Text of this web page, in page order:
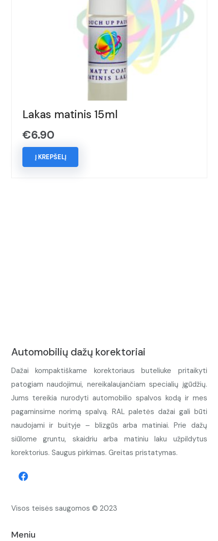
Lakas matinis 15ml
€6.90
Į KREPŠELĮ
Automobilių dažų korektoriai
Dažai kompaktiškame korektoriaus buteliuke pritaikyti
patogiam naudojimui, nereikalaujančiam specialių įgūdžių.
Jums tereikia nurodyti automobilio spalvos kodą ir mes
pagaminsime norimą spalvą. RAL paletės dažai gali būti
naudojami ir buityje – blizgūs arba matiniai. Prie dažų
siūlome gruntu, skaidriu arba matiniu laku užpildytus
korektorius. Saugus pirkimas. Greitas pristatymas.
Visos teisės saugomos © 2023
Meniu